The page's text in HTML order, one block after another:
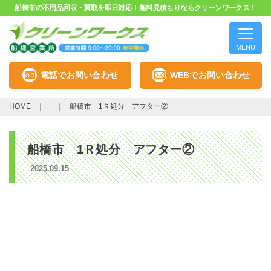
船橋市の不用品回収・買取を即日対応！無料見積もりならクリーンワークス！
MENU
電話でお問い合わせ WEBでお問い合わせ
HOME 船橋市 1Ｒ処分 アフター②
船橋市 1Ｒ処分 アフター②
2025.09.15